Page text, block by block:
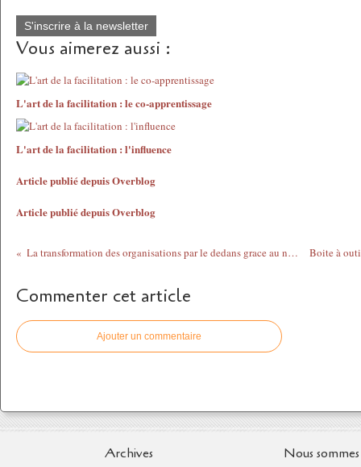
S'inscrire à la newsletter
Vous aimerez aussi :
L'art de la facilitation : le co-apprentissage
L'art de la facilitation : l'influence
Article publié depuis Overblog
Article publié depuis Overblog
La transformation des organisations par le dedans grace au numérique
Commenter cet article
Ajouter un commentaire
Archives Nous